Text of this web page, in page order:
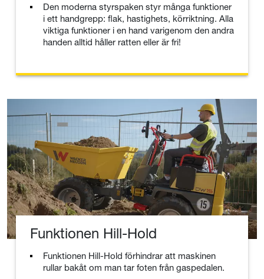
Den moderna styrspaken styr många funktioner
i ett handgrepp: flak, hastighets, körriktning. Alla
viktiga funktioner i en hand varigenom den andra
handen alltid håller ratten eller är fri!
Funktionen Hill-Hold
Funktionen Hill-Hold förhindrar att maskinen
rullar bakåt om man tar foten från gaspedalen.